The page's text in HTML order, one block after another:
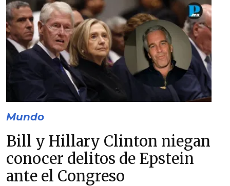
Mundo
Bill y Hillary Clinton niegan
conocer delitos de Epstein
ante el Congreso